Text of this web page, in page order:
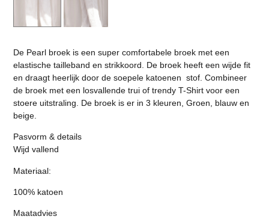
De Pearl broek is een super comfortabele broek met een
elastische tailleband en strikkoord. De broek heeft een wijde fit
en draagt heerlijk door de soepele katoenen stof. Combineer
de broek met een losvallende trui of trendy T-Shirt voor een
stoere uitstraling. De broek is er in 3 kleuren, Groen, blauw en
beige.
Pasvorm & details
Wijd vallend
Materiaal:
100% katoen
Maatadvies